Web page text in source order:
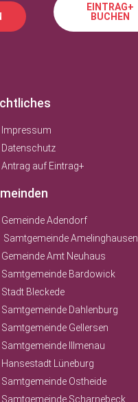
EINTRAG+
BUCHEN
Impressum
Datenschutz
Antrag auf Eintrag+
Gemeinde Adendorf
Samtgemeinde Amelinghausen
Gemeinde Amt Neuhaus
Samtgemeinde Bardowick
Stadt Bleckede
Samtgemeinde Dahlenburg
Samtgemeinde Gellersen
Samtgemeinde Illmenau
Hansestadt Lüneburg
Samtgemeinde Ostheide
Samtgemeinde Scharnebeck